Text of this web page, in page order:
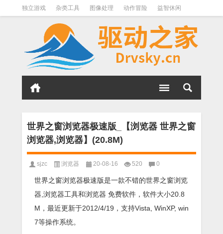
独立游戏 杂类工具 图像处理 动作冒险 益智休闲
QQ其它 下载软件 文件管理 其它
软件分类
世界之窗浏览器极速版_【浏览器 世界之窗
浏览器,浏览器】(20.8M)
sjzc 浏览器 20-08-16 520 0
世界之窗浏览器极速版是一款不错的世界之窗浏览
器,浏览器工具和浏览器 免费软件，软件大小20.8
M，最近更新于2012/4/19，支持Vista, WinXP, win
7等操作系统。